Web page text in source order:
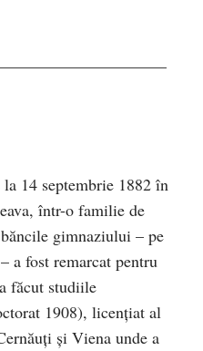
la 14 septembrie 1882 în
într-o familie de
gimnaziului – pe
a fost remarcat pentru
făcut studiile
1908), licențiat al
și Viena unde a